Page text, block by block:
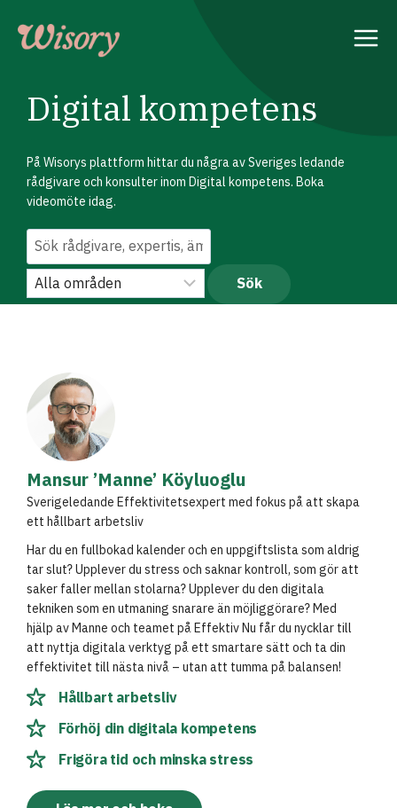
content
Digital kompetens
På Wisorys plattform hittar du några av Sveriges ledande
rådgivare och konsulter inom Digital kompetens. Boka
videomöte idag.
Mansur ’Manne’ Köyluoglu
Sverigeledande Effektivitetsexpert med fokus på att skapa
ett hållbart arbetsliv
Har du en fullbokad kalender och en uppgiftslista som aldrig
tar slut? Upplever du stress och saknar kontroll, som gör att
saker faller mellan stolarna? Upplever du den digitala
tekniken som en utmaning snarare än möjliggörare? Med
hjälp av Manne och teamet på Effektiv Nu får du nycklar till
att nyttja digitala verktyg på ett smartare sätt och ta din
effektivitet till nästa nivå – utan att tumma på balansen!
Hållbart arbetsliv
Förhöj din digitala kompetens
Frigöra tid och minska stress